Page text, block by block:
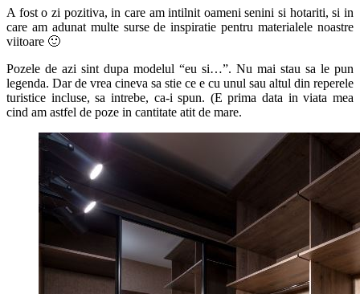
A fost o zi pozitiva, in care am intilnit oameni senini si hotariti, si in
care am adunat multe surse de inspiratie pentru materialele noastre
viitoare 🙂
Pozele de azi sint dupa modelul “eu si…”. Nu mai stau sa le pun
legenda. Dar de vrea cineva sa stie ce e cu unul sau altul din reperele
turistice incluse, sa intrebe, ca-i spun. (E prima data in viata mea
cind am astfel de poze in cantitate atit de mare.